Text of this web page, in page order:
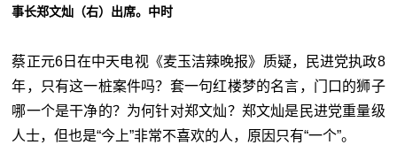
事长郑文灿（右）出席。中时
蔡正元6日在中天电视《麦玉洁辣晚报》质疑，民进党执政8
年，只有这一桩案件吗？套一句红楼梦的名言，门口的狮子
哪一个是干净的？为何针对郑文灿？郑文灿是民进党重量级
人士，但也是“今上”非常不喜欢的人，原因只有“一个”。